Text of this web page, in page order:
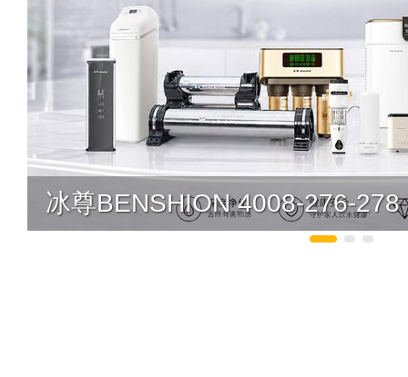
冰尊BENSHION 4008-276-278